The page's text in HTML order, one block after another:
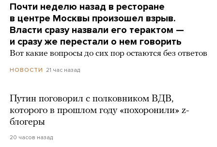
Почти неделю назад в ресторане
в центре Москвы произошел взрыв.
Власти сразу назвали его терактом —
и сразу же перестали о нем говорить
Вот какие вопросы до сих пор остаются без ответов
НОВОСТИ 21 час назад
Путин поговорил с полковником ВДВ,
которого в прошлом году «похоронили» z-
блогеры
20 часов назад